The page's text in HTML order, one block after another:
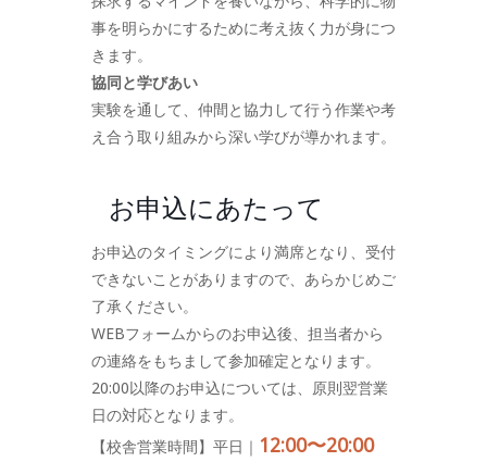
事を明らかにするために考え抜く力が身につ
きます。
協同と学びあい
実験を通して、仲間と協力して行う作業や考
え合う取り組みから深い学びが導かれます。
お申込にあたって
お申込のタイミングにより満席となり、受付
できないことがありますので、あらかじめご
了承ください。
WEBフォームからのお申込後、担当者から
の連絡をもちまして参加確定となります。
20:00以降のお申込については、原則翌営業
日の対応となります。
【校舎営業時間】平日｜ 12:00〜20:00